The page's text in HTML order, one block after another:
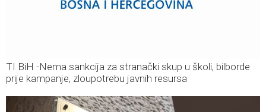
TI BiH -Nema sankcija za stranački skup u školi, bilborde
prije kampanje, zloupotrebu javnih resursa